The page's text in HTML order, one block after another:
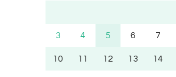
3 4 5 6 7
10 11 12 13 14